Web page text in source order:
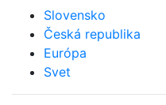
Slovensko
Česká republika
Európa
Svet